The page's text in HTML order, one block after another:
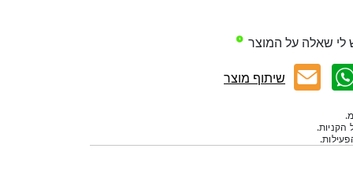
לי שאלה על המוצר
שיתוף מוצר
הקניות.